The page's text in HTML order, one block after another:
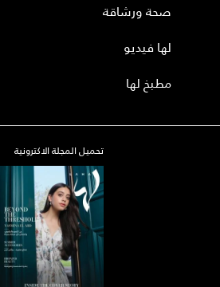
صحة ورشاقة
لها فيديو
مطبخ لها
تحميل المجلة الاكترونية